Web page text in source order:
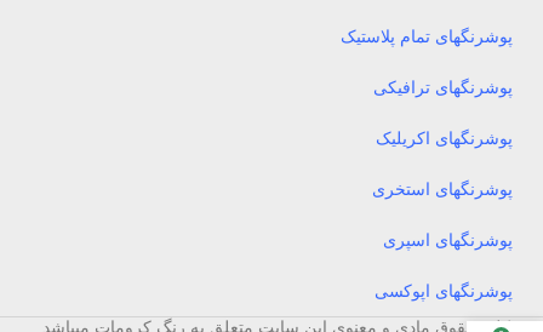
پوشرنگهای تمام پلاستیک
پوشرنگهای ترافیکی
پوشرنگهای اکریلیک
پوشرنگهای استخری
پوشرنگهای اسپری
پوشرنگهای اپوکسی
کلیه حقوق مادی و معنوی این سایت متعلق به رنگ کرومات میباشد .